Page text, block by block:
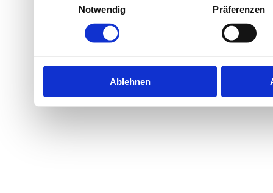
Notwendig
Präferenzen
Ablehnen